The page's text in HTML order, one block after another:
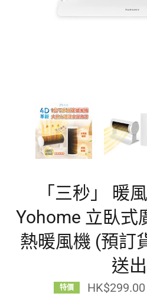
「三秒」 暖
Yohome 立臥式
熱暖風機 (預訂
送
特價 HK$299.00